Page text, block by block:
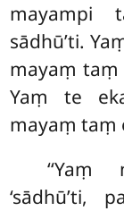
mayampi
sādhū’ti.
mayaṃ taṃ
Yaṃ te
mayaṃ taṃ
‘sādhū’ti,